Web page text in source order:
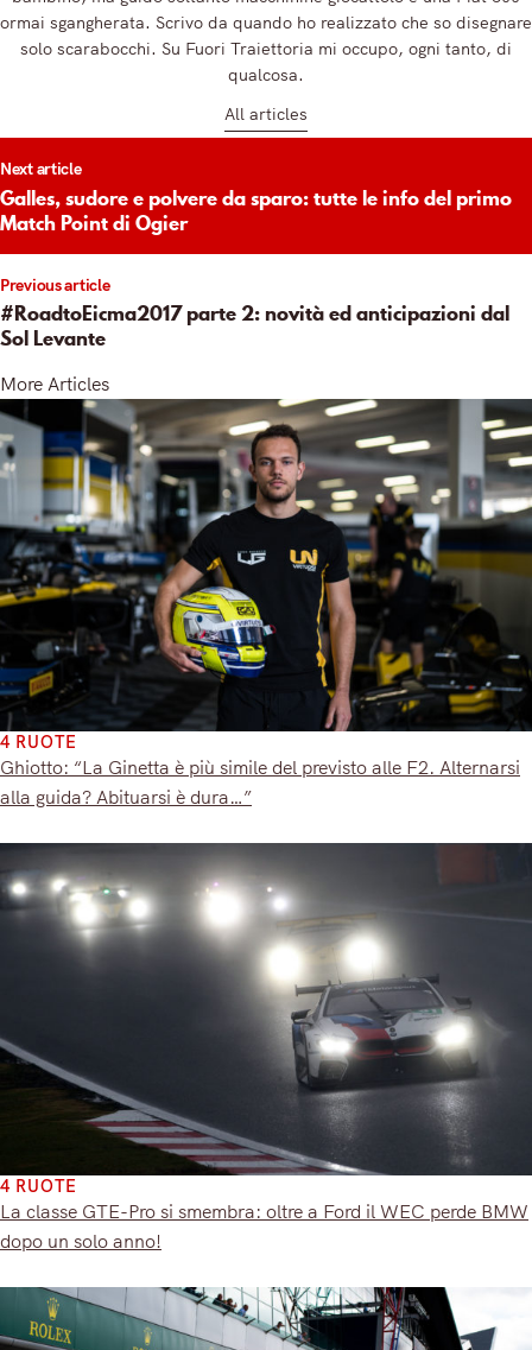
ormai sgangherata. Scrivo da quando ho realizzato che so disegnare
solo scarabocchi. Su Fuori Traiettoria mi occupo, ogni tanto, di
qualcosa.
All articles
Previous article
#RoadtoEicma2017 parte 2: novità ed anticipazioni dal
Sol Levante
Next article
Galles, sudore e polvere da sparo: tutte le info del primo
Match Point di Ogier
More Articles
4 RUOTE
Ghiotto: “La Ginetta è più simile del previsto alle F2. Alternarsi
alla guida? Abituarsi è dura…”
4 RUOTE
La classe GTE-Pro si smembra: oltre a Ford il WEC perde BMW
dopo un solo anno!